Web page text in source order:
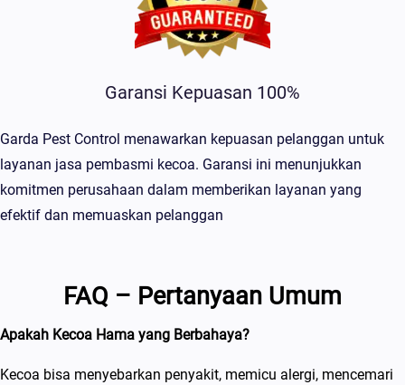
Garansi Kepuasan 100%
Garda Pest Control menawarkan kepuasan pelanggan untuk
layanan jasa pembasmi kecoa. Garansi ini menunjukkan
komitmen perusahaan dalam memberikan layanan yang
efektif dan memuaskan pelanggan
FAQ – Pertanyaan Umum
Apakah Kecoa Hama yang Berbahaya?
Kecoa bisa menyebarkan penyakit, memicu alergi, mencemari